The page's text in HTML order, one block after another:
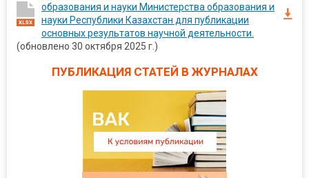
образования и науки Министерства образования и
науки Республики Казахстан для публикации
основных результатов научной деятельности.
(обновлено 30 октября 2025 г.)
ПУБЛИКАЦИЯ СТАТЕЙ В ЖУРНАЛАХ